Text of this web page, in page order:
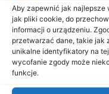
Aby zapewnić jak
jak pliki cookie, do
informacji o urządzeniu.
przetwarzać dane, takie jak
unikalne identyfikatory na
wycofanie zgody może
funkcje.
Menu
Start
O nas
Oferta
Cennik